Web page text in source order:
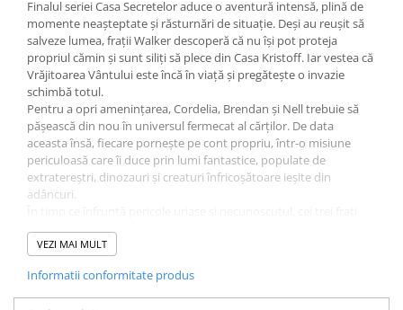
Benzi desenate
Hobby și activități pentru copii
Educație și carte școlară
Metoda Montessori
Culegeri și materiale auxiliare
Caiete de vacanță
Bibliografie școlară
Bibliografie didactică
Dicționare și gramatici
Pregătire pentru admitere
Pregătire Evaluare Națională
Pregătire Bacalaureat
Romane și literatură
Finalul seriei Casa Secretelor aduce o aventură intensă, plină de
momente neașteptate și răsturnări de situație. Deși au reușit să
salveze lumea, frații Walker descoperă că nu își pot proteja
propriul cămin și sunt siliți să plece din Casa Kristoff. Iar vestea că
Vrăjitoarea Vântului este încă în viață și pregătește o invazie
schimbă totul.
Pentru a opri amenințarea, Cordelia, Brendan și Nell trebuie să
pășească din nou în universul fermecat al cărților. De data
aceasta însă, fiecare pornește pe cont propriu, într-o misiune
periculoasă care îi duce prin lumi fantastice, populate de
extratereștri, dinozauri și creaturi înfricoșătoare ieșite din
adâncuri.
învață ce înseamnă sacrificiul, loialitatea și curajul adevărat.
Legătura lor rămâne puternică, chiar și atunci când drumurile îi
O încheiere plină de acțiune și emoție, care te poartă prin lumi
uimitoare și îți arată că fiecare erou își găsește forța în familie,
VEZI MAI MULT
Informatii conformitate produs